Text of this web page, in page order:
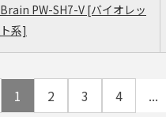
Brain PW-SH7-V [バイオレッ
ト系]
1 2 3 4 ...